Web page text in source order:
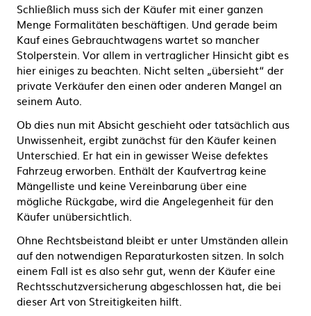
Schließlich muss sich der Käufer mit einer ganzen
Menge Formalitäten beschäftigen. Und gerade beim
Kauf eines Gebrauchtwagens wartet so mancher
Stolperstein. Vor allem in vertraglicher Hinsicht gibt es
hier einiges zu beachten. Nicht selten „übersieht“ der
private Verkäufer den einen oder anderen Mangel an
seinem Auto.
Ob dies nun mit Absicht geschieht oder tatsächlich aus
Unwissenheit, ergibt zunächst für den Käufer keinen
Unterschied. Er hat ein in gewisser Weise defektes
Fahrzeug erworben. Enthält der Kaufvertrag keine
Mängelliste und keine Vereinbarung über eine
mögliche Rückgabe, wird die Angelegenheit für den
Käufer unübersichtlich.
Ohne Rechtsbeistand bleibt er unter Umständen allein
auf den notwendigen Reparaturkosten sitzen. In solch
einem Fall ist es also sehr gut, wenn der Käufer eine
Rechtsschutzversicherung abgeschlossen hat, die bei
dieser Art von Streitigkeiten hilft.